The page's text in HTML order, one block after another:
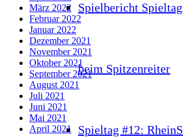
Spielbericht
beim Spitzenreiter
Spieltag #12:
März 2022
Februar 2022
Januar 2022
Dezember 2021
November 2021
Oktober 2021
September 2021
August 2021
Juli 2021
Juni 2021
Mai 2021
April 2021